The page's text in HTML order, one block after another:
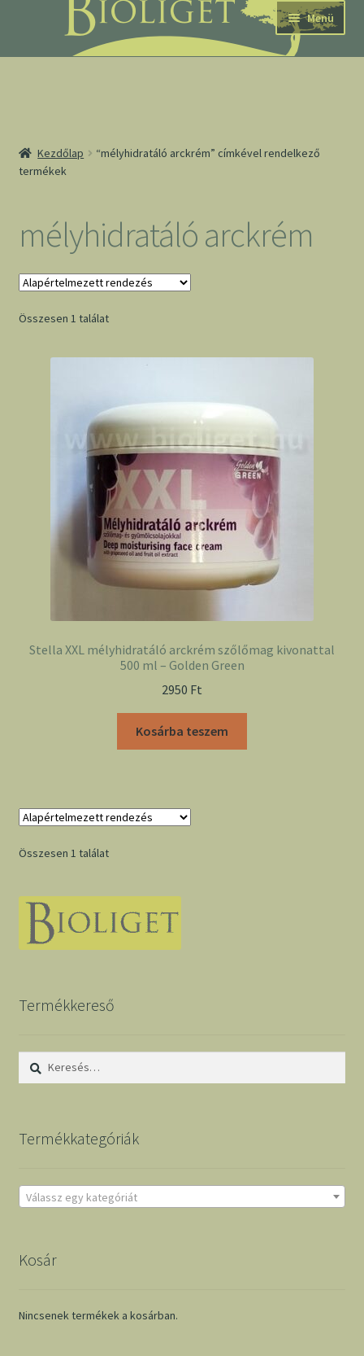
navigációhoz
tartalomba
Menü
Kezdőlap
“mélyhidratáló arckrém” címkével rendelkező
termékek
mélyhidratáló arckrém
Összesen 1 találat
Stella XXL mélyhidratáló arckrém szőlőmag kivonattal
500 ml – Golden Green
2950 Ft
Kosárba teszem
Összesen 1 találat
Termékkereső
Keresés:
Termékkategóriák
Válassz egy kategóriát
Kosár
Nincsenek termékek a kosárban.